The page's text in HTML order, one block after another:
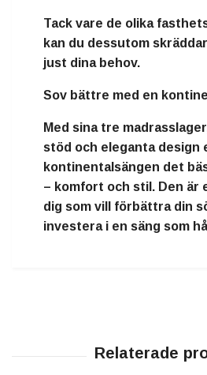
Tack vare de olika
kan du dessutom
just dina behov.
Sov bättre med en
Med sina tre
stöd och eleganta design
kontinentalsängen det
– komfort och stil . Den är
dig som vill förbättra din
investera i en säng som